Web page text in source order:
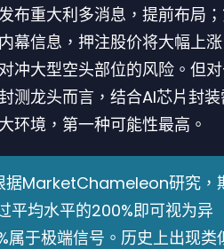
布重大利多消息，提前布局
幕信息，押注股价将大幅上
冲大型空头部位的风险。但
测龙头而言，结合AI芯片封
环境，第一种可能性最高。
据MarketChameleon研究，
平均水平的200%即可视为异
属于极端信号。历史上出现类